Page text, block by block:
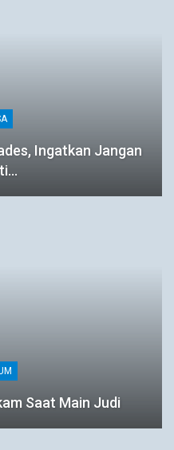
Ingatkan Jangan
Saat Main Judi